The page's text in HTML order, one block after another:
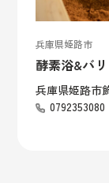
兵庫県姫路市
酵素浴&バ
兵庫県姫路市
0792353080